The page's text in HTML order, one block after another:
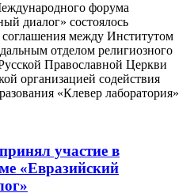
форума
диалог» состоялось
соглашения между Институтом
отделом религиозного
Православной Церкви
организацией содействия
«Клевер лаборатория»
участие в
«Евразийский